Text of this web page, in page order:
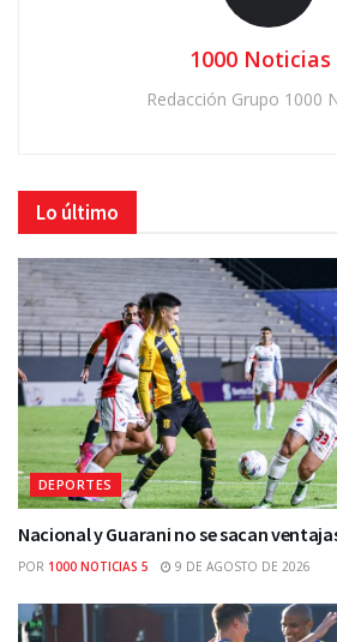
1000 Noticias
Redacción Grupo 1000
Lo último
DEPORTES
Nacional y Guarani no se sacan
POR 1000 NOTICIAS 5 9 DE AGOSTO DE 2026